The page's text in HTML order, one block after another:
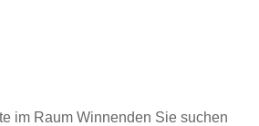
im Raum Winnenden Sie suchen